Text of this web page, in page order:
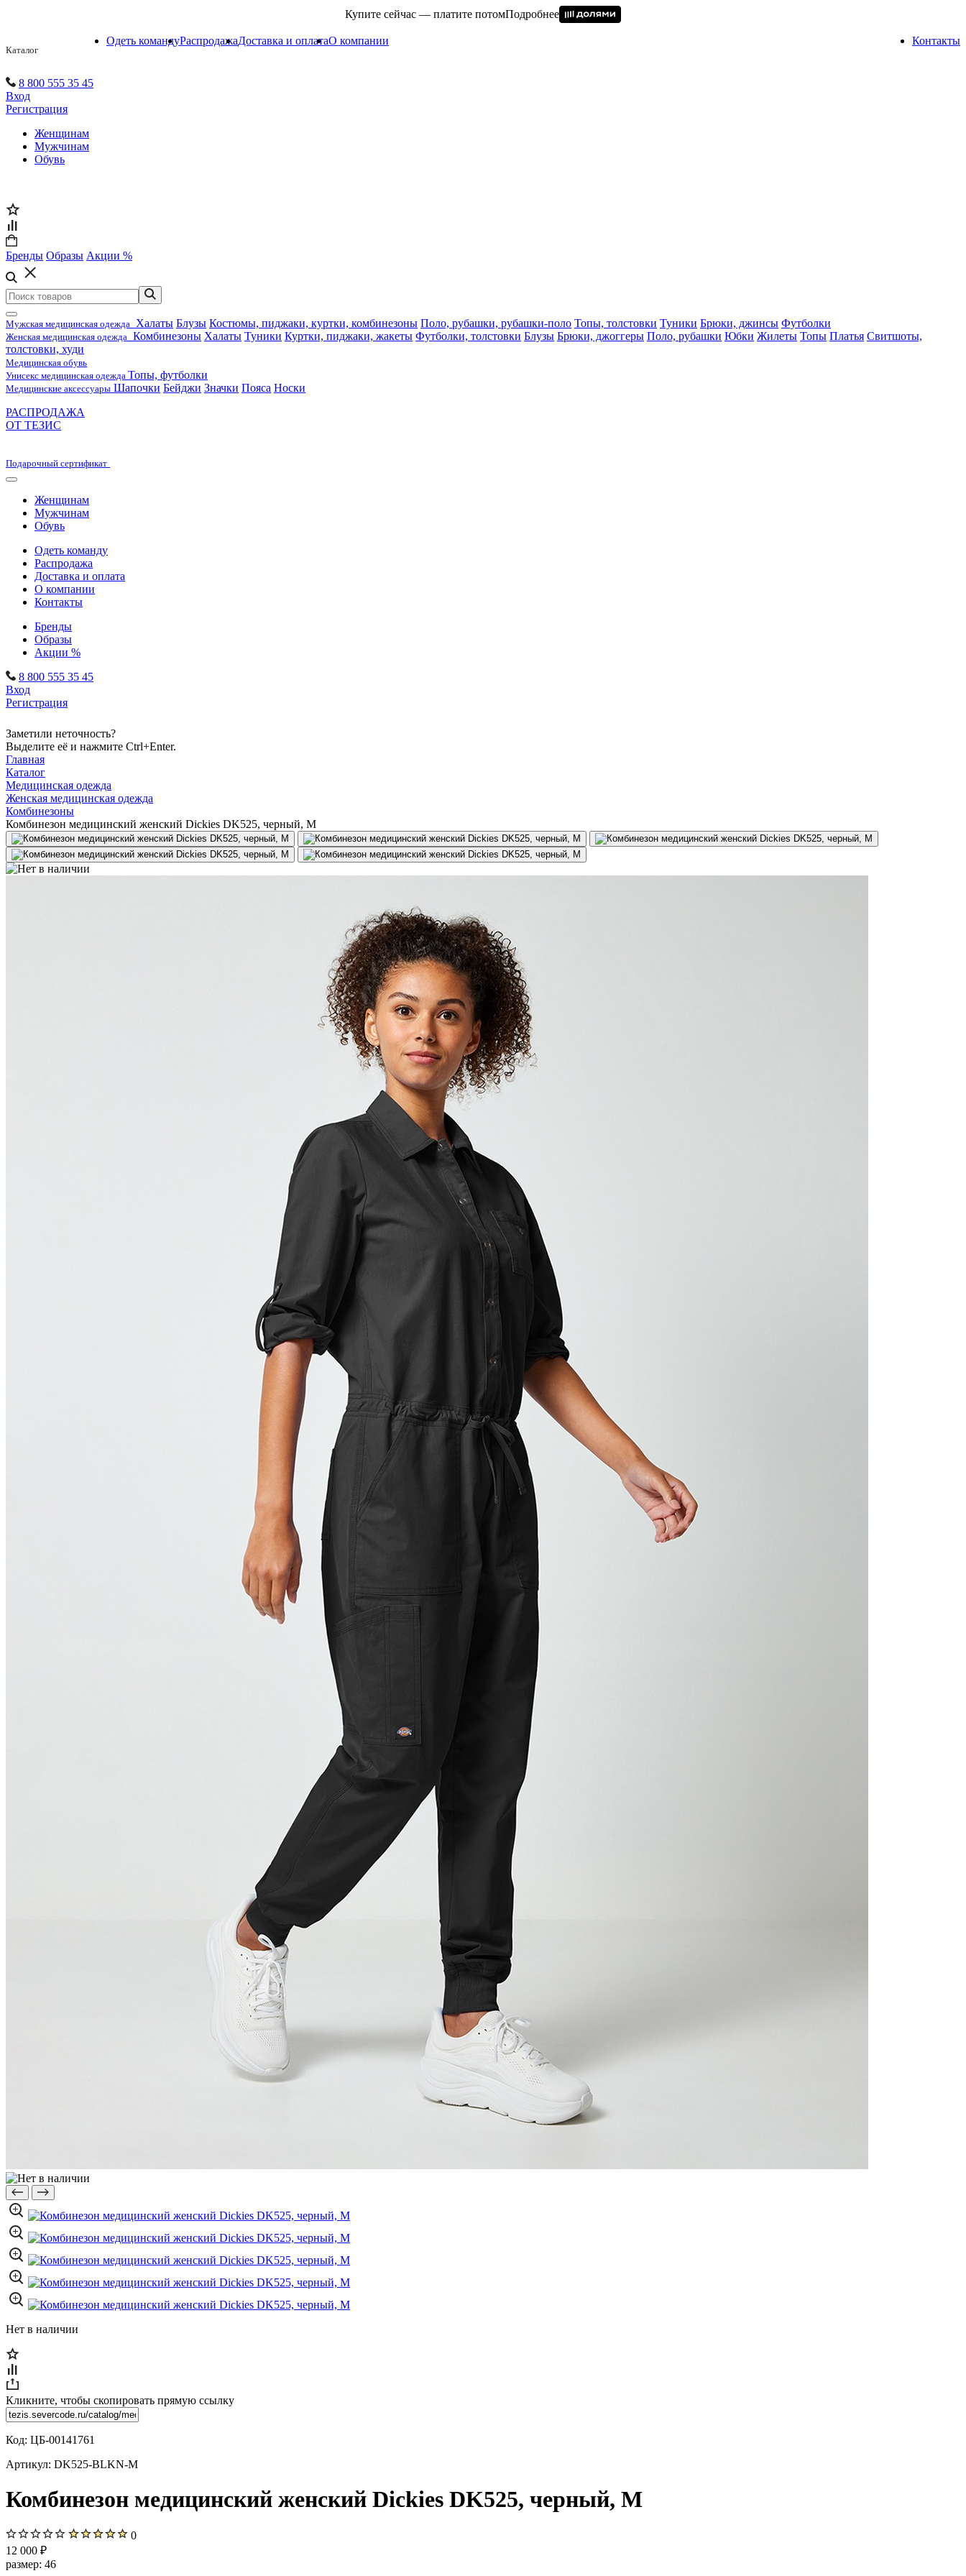
Купите сейчас — платите потомПодробнее
Каталог
Одеть командуРаспродажаДоставка и оплатаО компании Контакты
8 800 555 35 45
Вход
Регистрация
Женщинам
Мужчинам
Обувь
Бренды Образы Акции %
Мужская медицинская одежда Халаты Блузы Костюмы, пиджаки, куртки, комбинезоны Поло, рубашки, рубашки-поло Топы, толстовки Туники Брюки, джинсы Футболки
Женская медицинская одежда Комбинезоны Халаты Туники Куртки, пиджаки, жакеты Футболки, толстовки Блузы Брюки, джоггеры Поло, рубашки Юбки Жилеты Топы Платья Свитшоты,
толстовки, худи
Медицинская обувь
Унисекс медицинская одежда Топы, футболки
Медицинские аксессуары Шапочки Бейджи Значки Пояса Носки
РАСПРОДАЖА
ОТ ТЕЗИС
Подарочный сертификат
Женщинам
Мужчинам
Обувь
Одеть команду
Распродажа
Доставка и оплата
О компании
Контакты
Бренды
Образы
Акции %
8 800 555 35 45
Вход
Регистрация
Заметили неточность?
Выделите её и нажмите Ctrl+Enter.
Главная
Каталог
Медицинская одежда
Женская медицинская одежда
Комбинезоны
Комбинезон медицинский женский Dickies DK525, черный, M
Нет в наличии
Кликните, чтобы скопировать прямую ссылку
Код: ЦБ-00141761
Артикул: DK525-BLKN-M
Комбинезон медицинский женский Dickies DK525, черный, M
0
12 000 ₽
размер: 46